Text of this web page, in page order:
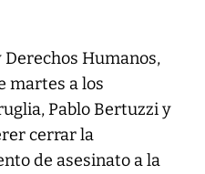
Humanos,
martes a los
Pablo Bertuzzi y
cerrar la
de asesinato a la